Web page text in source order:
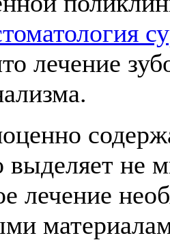
лечение
выделяет не
лечение